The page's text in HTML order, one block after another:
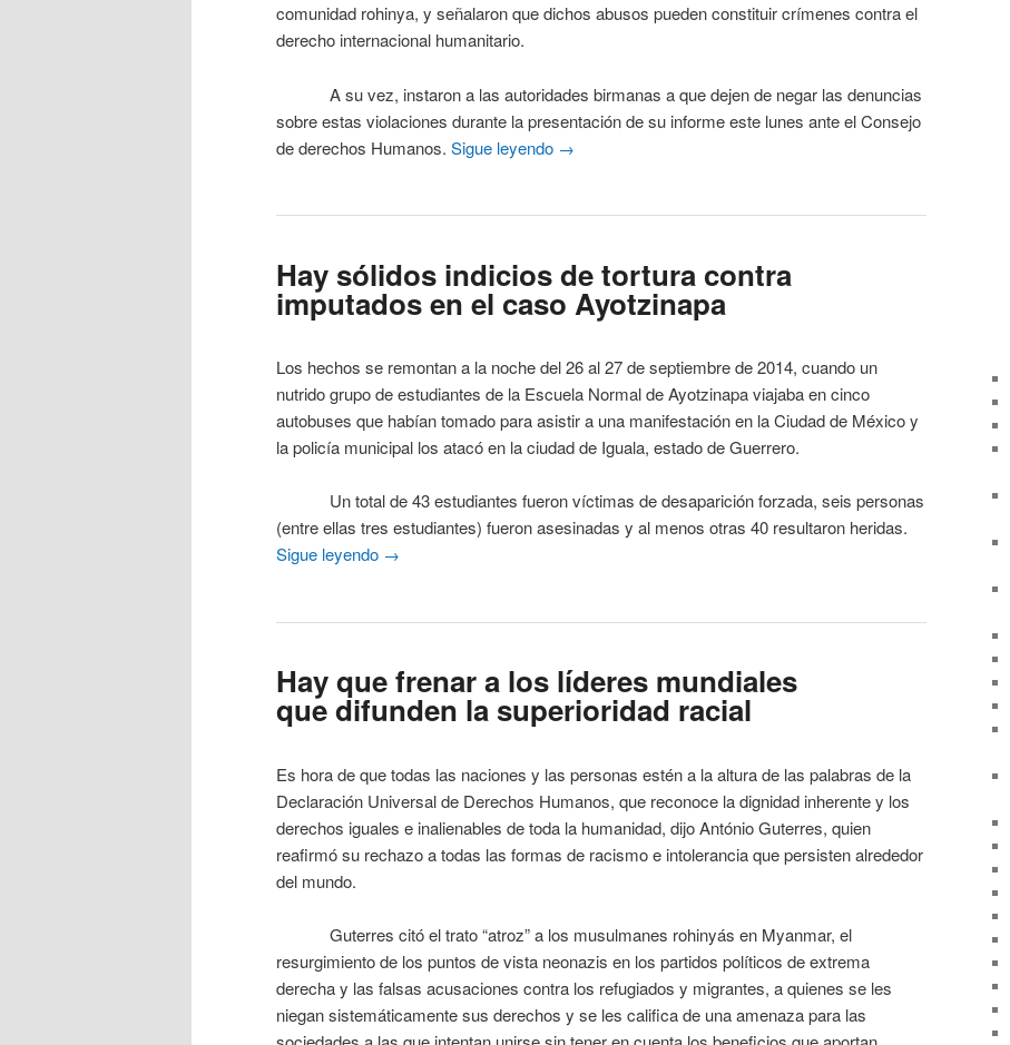
comunidad rohinya, y señalaron que dichos abusos pueden constituir crímenes contra el
derecho internacional humanitario.
A su vez, instaron a las autoridades birmanas a que dejen de negar las denuncias
sobre estas violaciones durante la presentación de su informe este lunes ante el Consejo
de derechos Humanos. Sigue leyendo →
Hay sólidos indicios de tortura contra
imputados en el caso Ayotzinapa
Los hechos se remontan a la noche del 26 al 27 de septiembre de 2014, cuando un
nutrido grupo de estudiantes de la Escuela Normal de Ayotzinapa viajaba en cinco
autobuses que habían tomado para asistir a una manifestación en la Ciudad de México y
la policía municipal los atacó en la ciudad de Iguala, estado de Guerrero.
Un total de 43 estudiantes fueron víctimas de desaparición forzada, seis personas
(entre ellas tres estudiantes) fueron asesinadas y al menos otras 40 resultaron heridas.
Sigue leyendo →
Hay que frenar a los líderes mundiales
que difunden la superioridad racial
Es hora de que todas las naciones y las personas estén a la altura de las palabras de la
Declaración Universal de Derechos Humanos, que reconoce la dignidad inherente y los
derechos iguales e inalienables de toda la humanidad, dijo António Guterres, quien
reafirmó su rechazo a todas las formas de racismo e intolerancia que persisten alrededor
del mundo.
Guterres citó el trato “atroz” a los musulmanes rohinyás en Myanmar, el
resurgimiento de los puntos de vista neonazis en los partidos políticos de extrema
derecha y las falsas acusaciones contra los refugiados y migrantes, a quienes se les
niegan sistemáticamente sus derechos y se les califica de una amenaza para las